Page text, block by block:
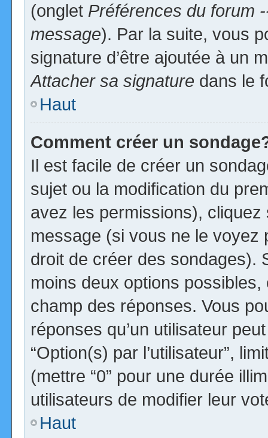
(onglet Préférences du forum
message). Par la suite, vous
signature d’être ajoutée à un
Attacher sa signature dans le
Haut
Comment créer un
Il est facile de créer un
sujet ou la modification du
avez les permissions), cliquez
message (si vous ne le voyez
droit de créer des sondages).
moins deux options
champ des réponses. Vous
réponses qu’un utilisateur
“Option(s) par l’utilisateur”,
(mettre “0” pour une durée
utilisateurs de modifier leur
Haut